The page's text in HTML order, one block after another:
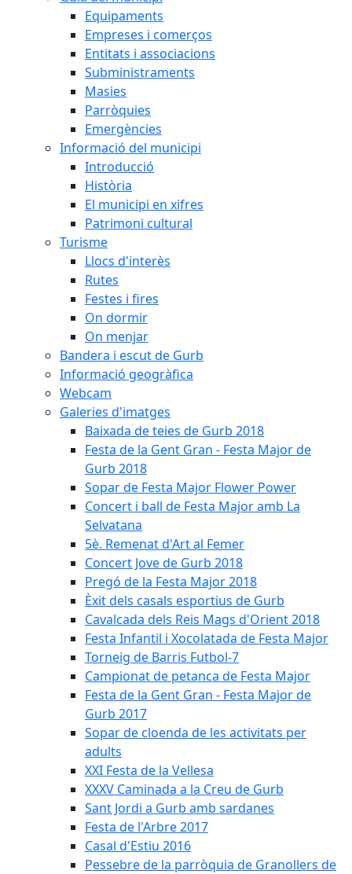
Equipaments
Empreses i comerços
Entitats i associacions
Subministraments
Masies
Parròquies
Emergències
Informació del municipi
Introducció
Història
El municipi en xifres
Patrimoni cultural
Turisme
Llocs d'interès
Rutes
Festes i fires
On dormir
On menjar
Bandera i escut de Gurb
Informació geogràfica
Webcam
Galeries d'imatges
Baixada de teies de Gurb 2018
Festa de la Gent Gran - Festa Major de
Gurb 2018
Sopar de Festa Major Flower Power
Concert i ball de Festa Major amb La
Selvatana
5è. Remenat d'Art al Femer
Concert Jove de Gurb 2018
Pregó de la Festa Major 2018
Èxit dels casals esportius de Gurb
Cavalcada dels Reis Mags d'Orient 2018
Festa Infantil i Xocolatada de Festa Major
Torneig de Barris Futbol-7
Campionat de petanca de Festa Major
Festa de la Gent Gran - Festa Major de
Gurb 2017
Sopar de cloenda de les activitats per
adults
XXI Festa de la Vellesa
XXXV Caminada a la Creu de Gurb
Sant Jordi a Gurb amb sardanes
Festa de l'Arbre 2017
Casal d'Estiu 2016
Pessebre de la parròquia de Granollers de